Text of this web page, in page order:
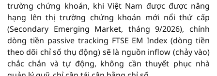
trường chứng khoán, khi Việt Nam được được nâng
hạng lên thị trường chứng khoán mới nổi thứ cấp
(Secondary Emerging Market, tháng 9/2026), chính
dòng tiền passive tracking FTSE EM Index (dòng tiền
theo dõi chỉ số thụ động) sẽ là nguồn inflow (chảy vào)
chắc chắn và tự động, không cần thuyết phục nhà